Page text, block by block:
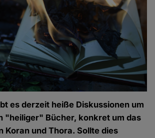
es derzeit heiße Diskussionen um
"heiliger" Bücher, konkret um das
Koran und Thora. Sollte dies